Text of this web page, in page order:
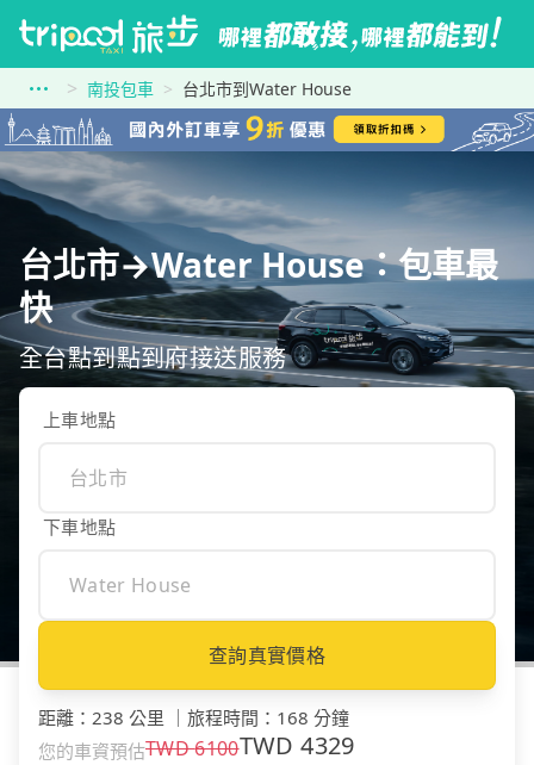
南投包車 台北市到Water House
台北市→Water House：包車最
快
全台點到點到府接送服務
上車地點
下車地點
查詢真實價格
距離 ： 238 公里 旅程時間 ： 168 分鐘
您的車資預估TWD6100TWD4329